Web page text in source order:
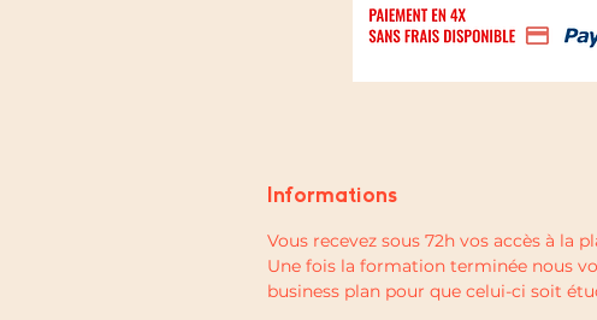
Informations
Vous recevez sous 72h vos accès à la
Une fois la formation terminée nous
business plan pour que celui-ci soit